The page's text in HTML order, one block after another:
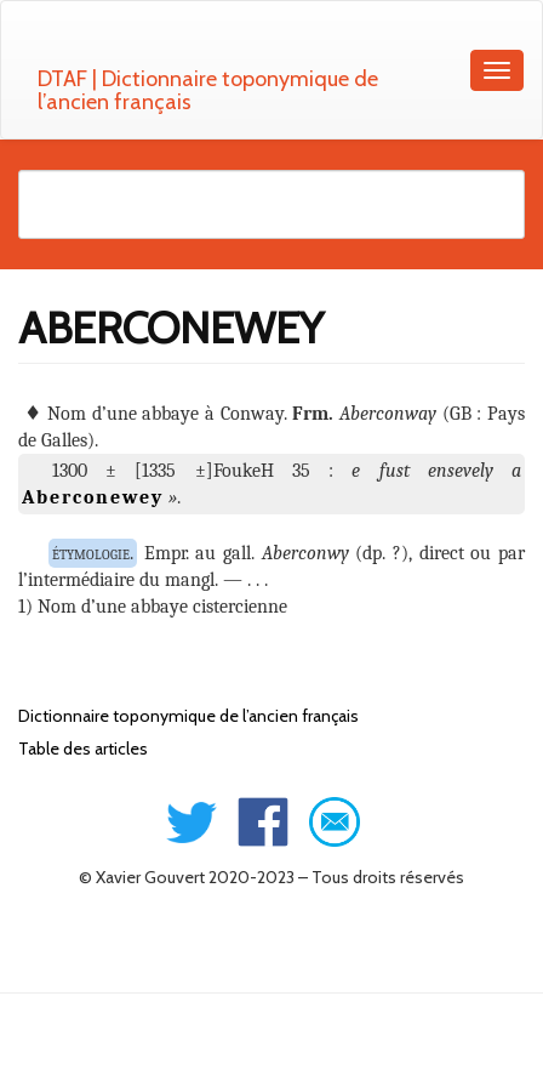
DTAF | Dictionnaire toponymique de
l’ancien français
ABERCONEWEY
Nom d’une abbaye à Conway Aberconway GB
Pays
de Galles
FoukeH
35
e fust ensevely a
Aberconewey
Empr. au gall.Aberconwy(dp. ?), direct ou par
l’intermédiaire du mangl.
1) Nom d’une abbaye cistercienne
Dictionnaire toponymique de l’ancien français
Table des articles
© Xavier Gouvert 2020-2023 – Tous droits réservés